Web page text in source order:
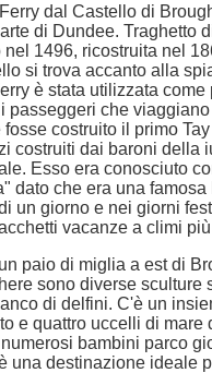
dal Castello di
di Dundee. Traghetto
1496, ricostruita nel
si trova accanto alla
è stata utilizzata come
passeggeri che
costruito il primo
costruiti dai baroni della
Esso era conosciuto
dato che era una famosa
un giorno e nei giorni
vacanze a climi
paio di miglia a est di
sono diverse sculture
di delfini. C'è un
e quattro uccelli di mare
bambini parco
una destinazione ideale